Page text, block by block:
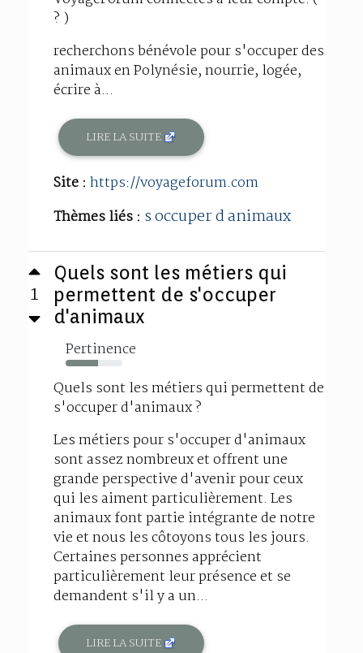
? )
recherchons bénévole pour s'occuper des
animaux en Polynésie, nourrie, logée,
écrire à...
LIRE LA SUITE
Site : https://voyageforum.com
Thèmes liés : s occuper d animaux
1
Quels sont les métiers qui
permettent de s'occuper
d'animaux
Pertinence
57%
Quels sont les métiers qui permettent de
s'occuper d'animaux ?
Les métiers pour s'occuper d'animaux
sont assez nombreux et offrent une
grande perspective d'avenir pour ceux
qui les aiment particulièrement. Les
animaux font partie intégrante de notre
vie et nous les côtoyons tous les jours.
Certaines personnes apprécient
particulièrement leur présence et se
demandent s'il y a un...
LIRE LA SUITE